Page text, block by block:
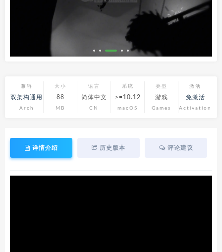
兼容
双架构通用
Arch
大小
88
MB
语言
简体中文
CN
系统
>=10.12
macOS
类型
游戏
Games
激活
免激活
Activation
详情介绍 历史版本 评论建议